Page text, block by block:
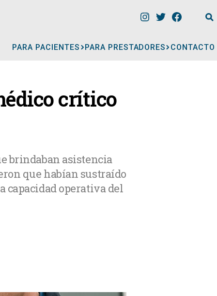
PARA PACIENTES
MÉDICOS
PARA PRESTADORES CONTACTO
crítico
brindaban asistencia
que habían sustraído
capacidad operativa del